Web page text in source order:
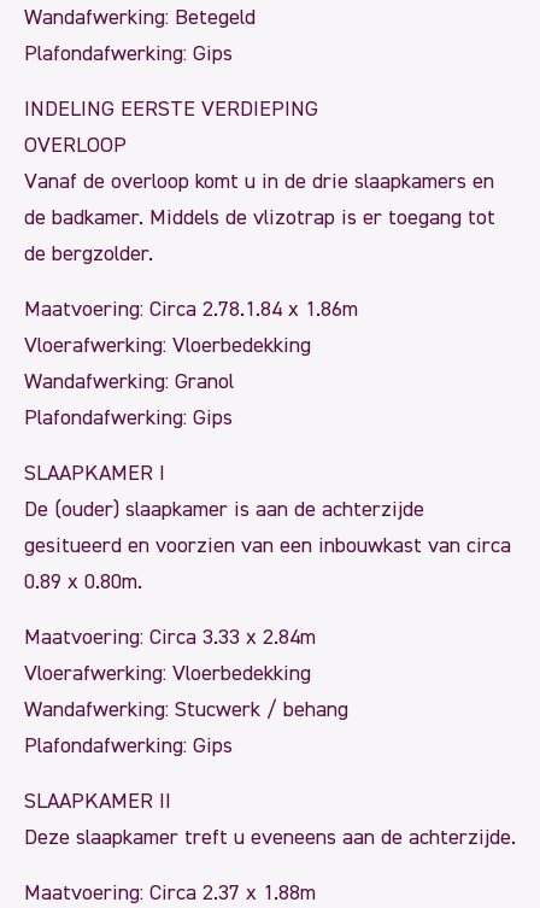
Wandafwerking: Betegeld
Plafondafwerking: Gips
INDELING EERSTE VERDIEPING
OVERLOOP
Vanaf de overloop komt u in de drie slaapkamers en
de badkamer. Middels de vlizotrap is er toegang tot
de bergzolder.
Maatvoering: Circa 2.78.1.84 x 1.86m
Vloerafwerking: Vloerbedekking
Wandafwerking: Granol
Plafondafwerking: Gips
SLAAPKAMER I
De (ouder) slaapkamer is aan de achterzijde
gesitueerd en voorzien van een inbouwkast van circa
0.89 x 0.80m.
Maatvoering: Circa 3.33 x 2.84m
Vloerafwerking: Vloerbedekking
Wandafwerking: Stucwerk / behang
Plafondafwerking: Gips
SLAAPKAMER II
Deze slaapkamer treft u eveneens aan de achterzijde.
Maatvoering: Circa 2.37 x 1.88m